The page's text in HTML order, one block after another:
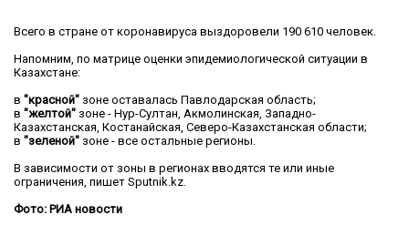
Всего в стране от коронавируса выздоровели 190 610 человек.
Напомним, по матрице оценки эпидемиологической ситуации в
Казахстане:
в "красной" зоне оставалась Павлодарская область;
в "желтой" зоне - Нур-Султан, Акмолинская, Западно-
Казахстанская, Костанайская, Северо-Казахстанская области;
в "зеленой" зоне - все остальные регионы.
В зависимости от зоны в регионах вводятся те или иные
ограничения, пишет Sputnik.kz.
Фото: РИА новости